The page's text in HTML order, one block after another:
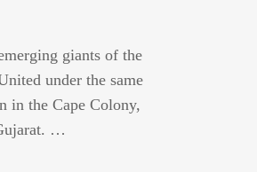
giants of the
under the same
in the Cape Colony,
…